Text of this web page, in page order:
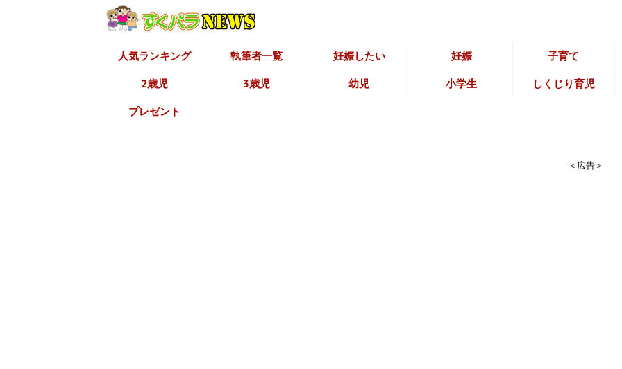
人気ランキング 執筆者一覧 妊娠したい 妊娠 子育て
2歳児 3歳児 幼児 小学生 しくじり育児
プレゼント
＜広告＞